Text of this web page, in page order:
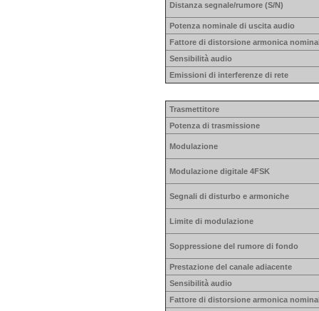
Distanza segnale/rumore (S/N)
Potenza nominale di uscita audio
Fattore di distorsione armonica
Sensibilità audio
Emissioni di interferenze di rete
Trasmettitore
Potenza di trasmissione
Modulazione
Modulazione digitale 4FSK
Segnali di disturbo e armoniche
Limite di modulazione
Soppressione del rumore di fondo
Prestazione del canale adiacente
Sensibilità audio
Fattore di distorsione armonica